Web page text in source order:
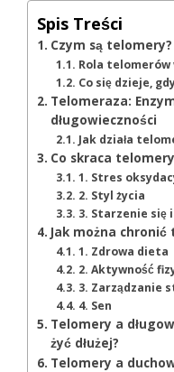
Spis Treści
Czym są telomery?
Rola telomerów
Co się dzieje,
Telomeraza:
długowieczności
Jak działa
Co skraca
1. Stres
2. Styl życia
3. Starzenie się
Jak można chronić
1. Zdrowa dieta
2. Aktywność
3. Zarządzanie
4. Sen
Telomery a
żyć dłużej?
Telomery a